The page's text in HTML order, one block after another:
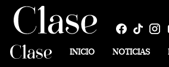
INICIO NOTICIAS